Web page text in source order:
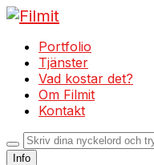
Portfolio
Tjänster
Vad kostar det?
Om Filmit
Kontakt
Info